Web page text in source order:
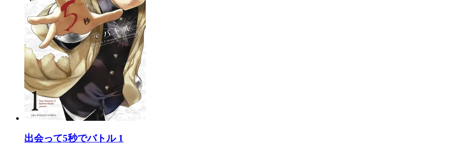
出会って5秒でバトル 1